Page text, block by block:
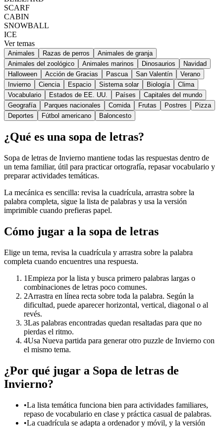
SCARF
CABIN
SNOWBALL
ICE
Ver temas
Animales Razas de perros
Animales de granja
Animales del zoológico
Animales marinos Dinosaurios
Navidad
Halloween
Acción de Gracias Pascua San Valentín
Verano
Invierno
Ciencia Espacio Sistema solar Biología
Clima
Vocabulario
Estados de EE. UU. Países
Capitales del mundo
Geografía
Parques nacionales Comida Frutas Postres
Pizza
Deportes
Fútbol americano Baloncesto
¿Qué es una sopa de letras?
Sopa de letras de Invierno mantiene todas las respuestas dentro de
un tema familiar, útil para practicar ortografía, repasar vocabulario y
preparar actividades temáticas.
La mecánica es sencilla: revisa la cuadrícula, arrastra sobre la
palabra completa, sigue la lista de palabras y usa la versión
imprimible cuando prefieras papel.
Cómo jugar a la sopa de letras
Elige un tema, revisa la cuadrícula y arrastra sobre la palabra
completa cuando encuentres una respuesta.
1Empieza por la lista y busca primero palabras largas o
combinaciones de letras poco comunes.
2Arrastra en línea recta sobre toda la palabra. Según la
dificultad, puede aparecer horizontal, vertical, diagonal o al
revés.
3Las palabras encontradas quedan resaltadas para que no
pierdas el ritmo.
4Usa Nueva partida para generar otro puzzle de Invierno con
el mismo tema.
¿Por qué jugar a Sopa de letras de
Invierno?
•La lista temática funciona bien para actividades familiares,
repaso de vocabulario en clase y práctica casual de palabras.
•La cuadrícula se adapta a ordenador y móvil, y la versión